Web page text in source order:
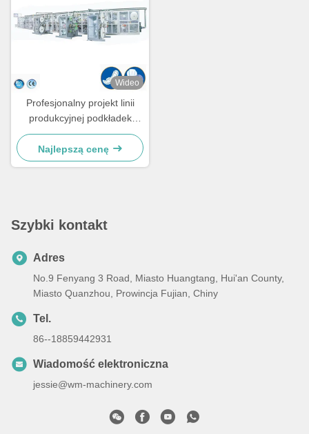
Wideo
Profesjonalny projekt linii
produkcyjnej podkładek
sanitarnych z eksportem
surowców
Najlepszą cenę
Szybki kontakt
Adres
No.9 Fenyang 3 Road, Miasto Huangtang, Hui'an County,
Miasto Quanzhou, Prowincja Fujian, Chiny
Tel.
86--18859442931
Wiadomość elektroniczna
jessie@wm-machinery.com